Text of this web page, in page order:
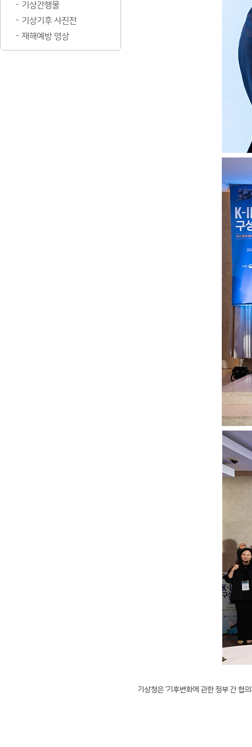
기상간행물
기상기후 사진전
재해예방 영상
기상청은 ‘기후변화에 관한 정부 간 협